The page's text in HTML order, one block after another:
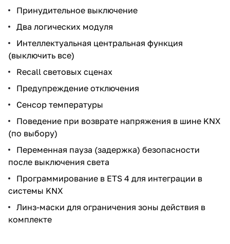
Принудительное выключение
Два логических модуля
Интеллектуальная центральная функция
(выключить все)
Recall световых сценах
Предупреждение отключения
Сенсор температуры
Поведение при возврате напряжения в шине KNX
(по выбору)
Переменная пауза (задержка) безопасности
после выключения света
Программирование в ETS 4 для интеграции в
системы KNX
Линз-маски для ограничения зоны действия в
комплекте